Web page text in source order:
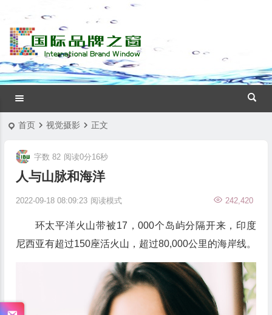
首页 视觉摄影 正文
人与山脉和海洋
2022-09-18 08:09:23 242,420
字数 82 阅读0分16秒
阅读模式
环太平洋火山带被17，000个岛屿分隔开来，印度
尼西亚有超过150座活火山，超过80,000公里的海岸线。